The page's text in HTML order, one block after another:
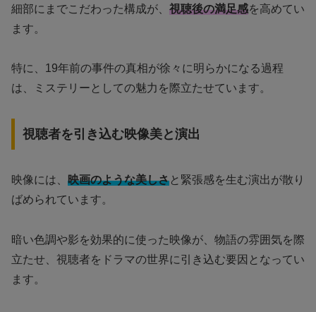
細部にまでこだわった構成が、 視聴後の満足感を高めてい
ます。
特に、19年前の事件の真相が徐々に明らかになる過程
は、ミステリーとしての魅力を際立たせています。
視聴者を引き込む映像美と演出
映像には、 映画のような美しさと緊張感を生む演出が散り
ばめられています。
暗い色調や影を効果的に使った映像が、物語の雰囲気を際
立たせ、視聴者をドラマの世界に引き込む要因となってい
ます。